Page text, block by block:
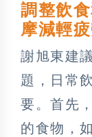
調整飲
摩減輕
謝旭東建
題，日常
要。首先
的食物，